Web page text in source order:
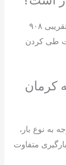
فاصله شهر مشهد تا شهر کرمان به طور تقریبی ۹۰۸
حدودا بین ۲۰ تا ۴۸ ساعت طی کردن
کرمان
به نوع بار،
متفاوت